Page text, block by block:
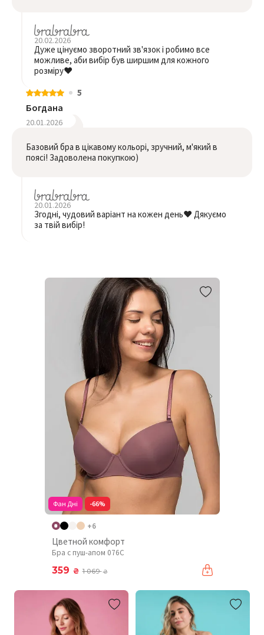
20.02.2026
Дуже цінуємо зворотний зв'язок і робимо все
можливе, аби вибір був ширшим для кожного
розміру❤️
5
Богдана
20.01.2026
Базовий бра в цікавому кольорі, зручний, м'який в
поясі! Задоволена покупкою)
20.01.2026
Згодні, чудовий варіант на кожен день❤️ Дякуємо
за твій вибір!
Фан Дні -66%
+6
Цветной комфорт
Бра с пуш-апом 076C
359 ₴ 1 069₴